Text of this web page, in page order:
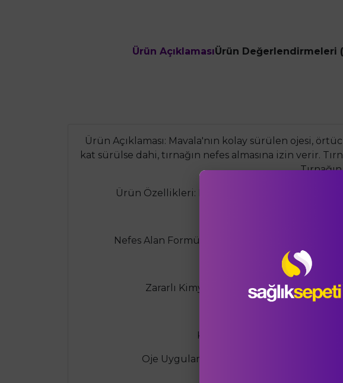
Ürün AçıklamasıÜrün Değerlendirmeleri
Ürün Açıklaması: Mavala'nın kolay sürülen ojesi,
kat sürülse dahi, tırnağın nefes almasına izin verir.
Ürün Özellikleri: Kolay Sürülür: Ergonomik
Uzun Süre Kalıcı:
Nefes Alan Formül: Mini Color tırnak cilası,
Renk Koruma:
Zararlı Kimyasallardan Arındırılmış:
Vegan ve Cruelty-Free:
Kullanım Şekli: Koruyucu Alt
Oje Uygulama: Tırnaklara iki ince kat